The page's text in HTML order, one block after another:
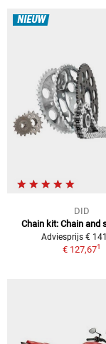
NIEUW
DID
Chain kit: Chain and
Adviesprijs €
€ 127,671